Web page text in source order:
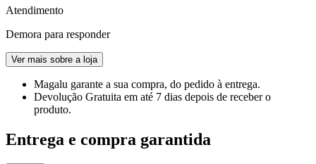
Atendimento
Demora para responder
Ver mais sobre a loja
Magalu garante a sua compra, do pedido à entrega.
Devolução Gratuita em até 7 dias depois de receber o
produto.
Entrega e compra garantida